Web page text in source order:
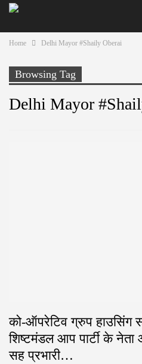
Home Delhi Mayor #Shaily Oberai
Browsing Tag
Delhi Mayor
को-ऑपरेटिव ग्रुप हाउसिंग
शिष्टमंडल आप पार्टी के
सह प्रभारी…